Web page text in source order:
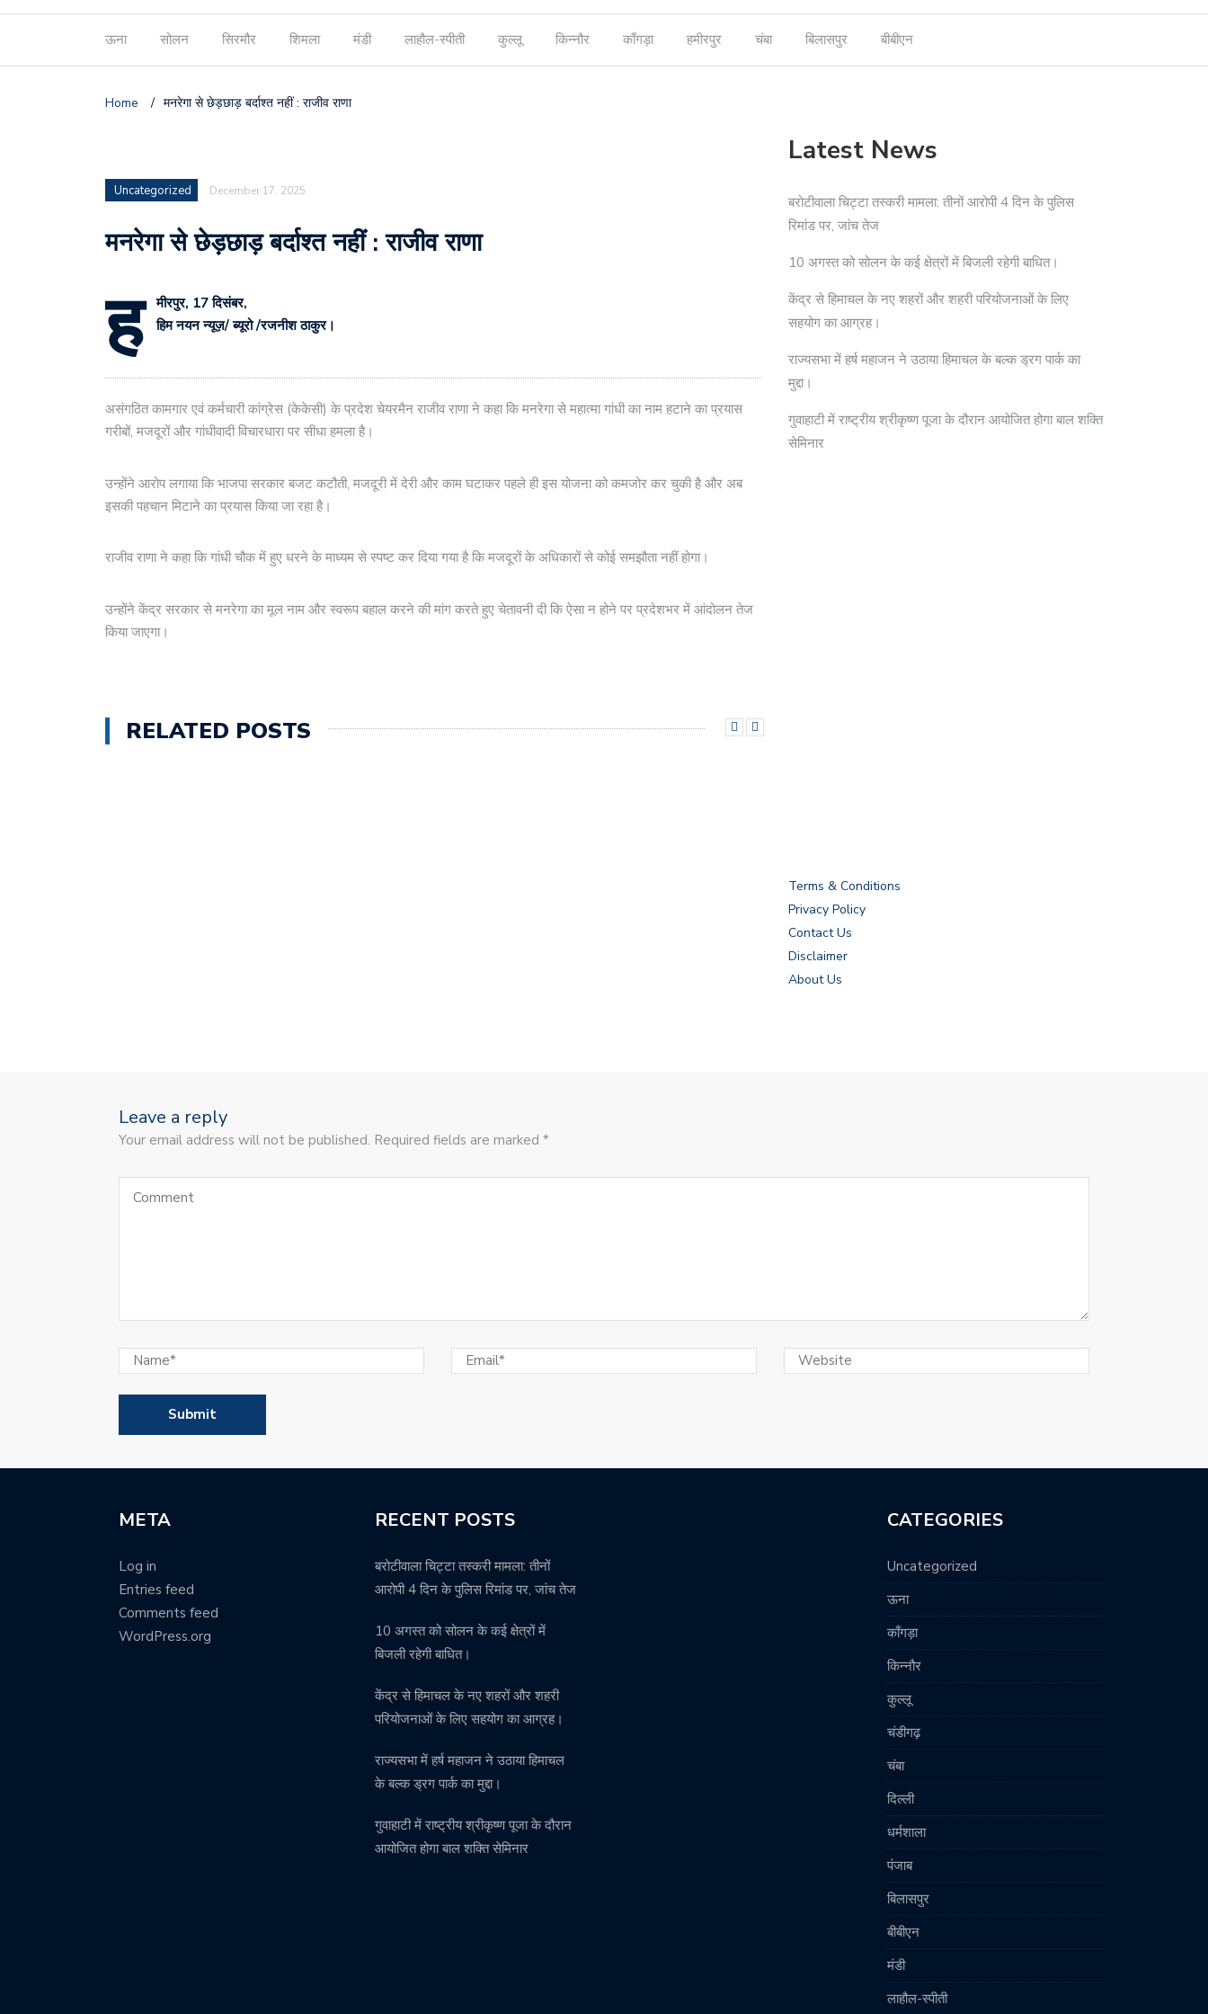
ऊना सोलन सिरमौर शिमला मंडी लाहौल-स्पीती कुल्लू किन्नौर काँगड़ा हमीरपुर चंबा बिलासपुर बीबीएन
Home / मनरेगा से छेड़छाड़ बर्दाश्त नहीं : राजीव राणा
Uncategorized December 17, 2025
मनरेगा से छेड़छाड़ बर्दाश्त नहीं : राजीव राणा
ह
मीरपुर, 17 दिसंबर,
हिम नयन न्यूज़/ ब्यूरो /रजनीश ठाकुर।
असंगठित कामगार एवं कर्मचारी कांग्रेस (केकेसी) के प्रदेश चेयरमैन राजीव राणा ने कहा कि मनरेगा से महात्मा गांधी का नाम हटाने का प्रयास
गरीबों, मजदूरों और गांधीवादी विचारधारा पर सीधा हमला है।
उन्होंने आरोप लगाया कि भाजपा सरकार बजट कटौती, मजदूरी में देरी और काम घटाकर पहले ही इस योजना को कमजोर कर चुकी है और अब
इसकी पहचान मिटाने का प्रयास किया जा रहा है।
राजीव राणा ने कहा कि गांधी चौक में हुए धरने के माध्यम से स्पष्ट कर दिया गया है कि मजदूरों के अधिकारों से कोई समझौता नहीं होगा।
उन्होंने केंद्र सरकार से मनरेगा का मूल नाम और स्वरूप बहाल करने की मांग करते हुए चेतावनी दी कि ऐसा न होने पर प्रदेशभर में आंदोलन तेज
किया जाएगा।
RELATED POSTS
Latest News
बरोटीवाला चिट्टा तस्करी मामला: तीनों आरोपी 4 दिन के पुलिस
रिमांड पर, जांच तेज
10 अगस्त को सोलन के कई क्षेत्रों में बिजली रहेगी बाधित।
केंद्र से हिमाचल के नए शहरों और शहरी परियोजनाओं के लिए
सहयोग का आग्रह।
राज्यसभा में हर्ष महाजन ने उठाया हिमाचल के बल्क ड्रग पार्क का
मुद्दा।
गुवाहाटी में राष्ट्रीय श्रीकृष्ण पूजा के दौरान आयोजित होगा बाल शक्ति
सेमिनार
Terms & Conditions
Privacy Policy
Contact Us
Disclaimer
About Us
Leave a reply
Your email address will not be published. Required fields are marked *
META
Log in
Entries feed
Comments feed
WordPress.org
RECENT POSTS
बरोटीवाला चिट्टा तस्करी मामला: तीनों
आरोपी 4 दिन के पुलिस रिमांड पर, जांच तेज
10 अगस्त को सोलन के कई क्षेत्रों में
बिजली रहेगी बाधित।
केंद्र से हिमाचल के नए शहरों और शहरी
परियोजनाओं के लिए सहयोग का आग्रह।
राज्यसभा में हर्ष महाजन ने उठाया हिमाचल
के बल्क ड्रग पार्क का मुद्दा।
गुवाहाटी में राष्ट्रीय श्रीकृष्ण पूजा के दौरान
आयोजित होगा बाल शक्ति सेमिनार
CATEGORIES
Uncategorized
ऊना
काँगड़ा
किन्नौर
कुल्लू
चंडीगढ़
चंबा
दिल्ली
धर्मशाला
पंजाब
बिलासपुर
बीबीएन
मंडी
लाहौल-स्पीती